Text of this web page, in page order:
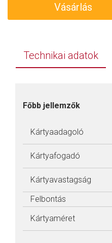
Vásárlás
Technikai adatok
Főbb jellemzők
Kártyaadagoló
Kártyafogadó
Kártyavastagság
Felbontás
Kártyaméret